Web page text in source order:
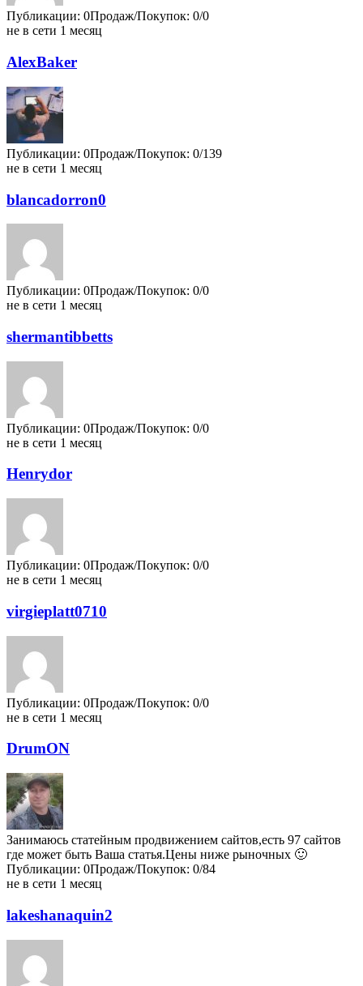
Публикации: 0Продаж/Покупок: 0/0
не в сети 1 месяц
AlexBaker
Публикации: 0Продаж/Покупок: 0/139
не в сети 1 месяц
blancadorron0
Публикации: 0Продаж/Покупок: 0/0
не в сети 1 месяц
shermantibbetts
Публикации: 0Продаж/Покупок: 0/0
не в сети 1 месяц
Henrydor
Публикации: 0Продаж/Покупок: 0/0
не в сети 1 месяц
virgieplatt0710
Публикации: 0Продаж/Покупок: 0/0
не в сети 1 месяц
DrumON
Занимаюсь статейным продвижением сайтов,есть 97 сайтов
где может быть Ваша статья.Цены ниже рыночных 🙂
Публикации: 0Продаж/Покупок: 0/84
не в сети 1 месяц
lakeshanaquin2